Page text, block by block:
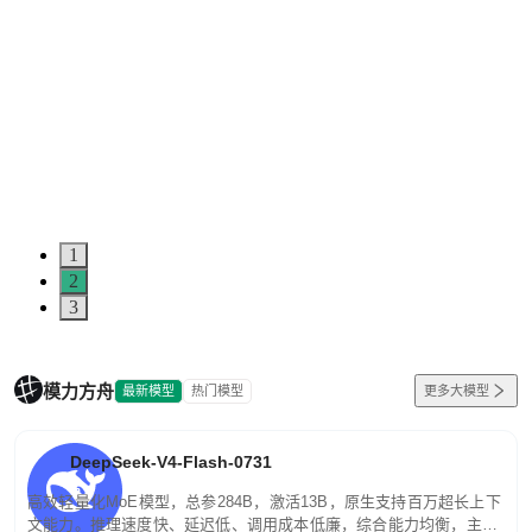
1
2
3
模力方舟 最新模型 热门模型 更多大模型
DeepSeek-V4-Flash-0731
高效轻量化MoE模型，总参284B，激活13B，原生支持百万超长上下
文能力。推理速度快、延迟低、调用成本低廉，综合能力均衡，主打